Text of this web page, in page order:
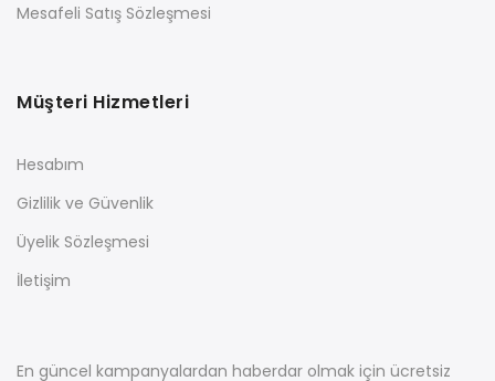
Mesafeli Satış Sözleşmesi
Müşteri Hizmetleri
Hesabım
Gizlilik ve Güvenlik
Üyelik Sözleşmesi
İletişim
En güncel kampanyalardan haberdar olmak için ücretsiz